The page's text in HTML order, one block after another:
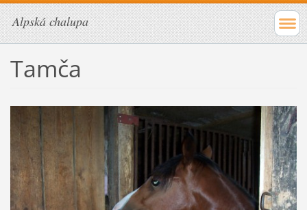
Alpská chalupa
Tamča